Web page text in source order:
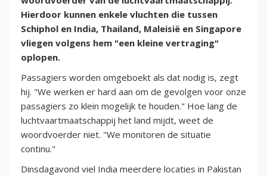
Hierdoor kunnen enkele vluchten die tussen
Schiphol en India, Thailand, Maleisië en Singapore
vliegen volgens hem "een kleine vertraging"
oplopen.
Passagiers worden omgeboekt als dat nodig is, zegt
hij. "We werken er hard aan om de gevolgen voor onze
passagiers zo klein mogelijk te houden." Hoe lang de
luchtvaartmaatschappij het land mijdt, weet de
woordvoerder niet. "We monitoren de situatie
continu."
Dinsdagavond viel India meerdere locaties in Pakistan